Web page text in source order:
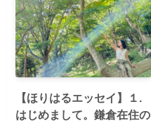
【ほりはるエッセイ】１.
はじめまして。鎌倉在住の